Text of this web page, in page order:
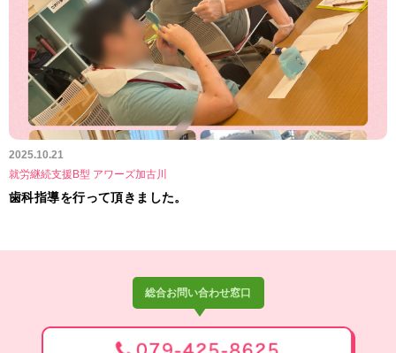
2025.10.21
就労継続支援B型 アワーズ加古川
歯科指導を行って頂きました。
総合お問い合わせ窓口